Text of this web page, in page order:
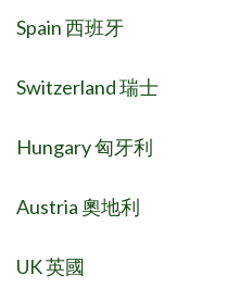
Spain 西班牙
Switzerland 瑞士
Hungary 匈牙利
Austria 奧地利
UK 英國